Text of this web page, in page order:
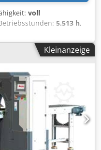
voll
5.513 h,
mm
Triplex, Bauhöhe:
, Elektro 4 Rad-Stapler
Masttyp: Triplex Zustand
Superelastik
Bereifung hinten Typ:
40 - 60% Batterie
STVZO,
Kleinanzeige